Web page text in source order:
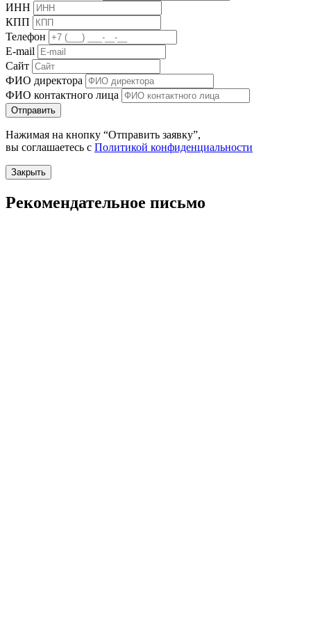
ИНН
КПП
Телефон
E-mail
Сайт
ФИО директора
ФИО контактного лица
Отправить
Нажимая на кнопку “Отправить заявку”,
вы соглашаетесь с Политикой конфиденциальности
Закрыть
Рекомендательное письмо